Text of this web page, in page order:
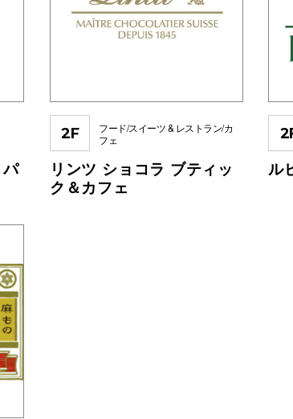
2F
フード/スイーツ & レストラン/カ
フェ
リンツ ショコラ ブティッ
ク＆カフェ
ル